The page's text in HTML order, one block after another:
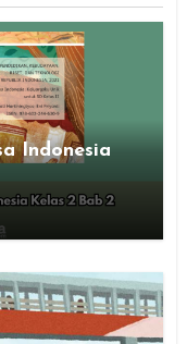
Indonesia